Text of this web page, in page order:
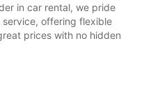
in car rental, we pride
offering flexible
prices with no hidden